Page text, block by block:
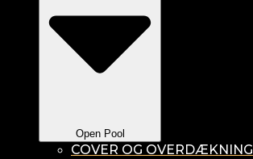
Open Pool
COVER OG OVERDÆKNING